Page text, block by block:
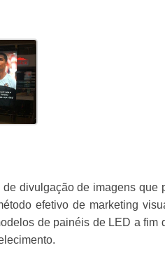
divulgação de imagens que
efetivo de marketing
de painéis de LED a fim